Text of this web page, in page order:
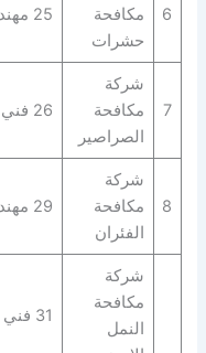
6
مكافحة
حشرات
25 مهندس زراعي
7
شركة
مكافحة
الصراصير
26 فني مكافحة حشرات
8
شركة
مكافحة
الفئران
29 مهندس زراعي
شركة
مكافحة
النمل
31 فني ابادة حشرات